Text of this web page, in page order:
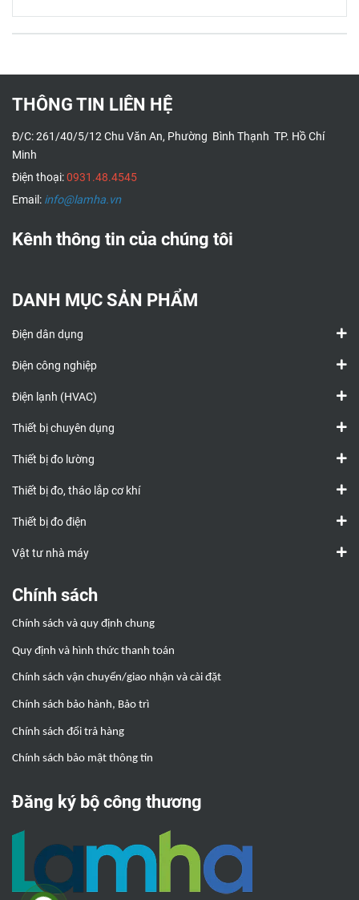
THÔNG TIN LIÊN HỆ
Đ/C: 261/40/5/12 Chu Văn An, Phường Bình Thạnh TP. Hồ Chí
Minh
Điện thoại:0931.48.4545
Email: info@lamha.vn
Kênh thông tin của chúng tôi
DANH MỤC SẢN PHẨM
Điện dân dụng
Điện công nghiệp
Điện lạnh (HVAC)
Thiết bị chuyên dụng
Thiết bị đo lường
Thiết bị đo, tháo lắp cơ khí
Thiết bị đo điện
Vật tư nhà máy
Chính sách
Chính sách và quy định chung
Quy định và hình thức thanh toán
Chính sách vận chuyển/giao nhận và cài đặt
Chính sách bảo hành, Bảo trì
Chính sách đổi trả hàng
Chính sách bảo mật thông tin
Đăng ký bộ công thương